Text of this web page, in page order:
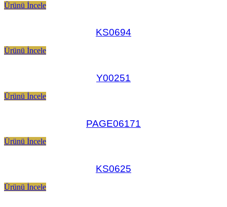
Ürünü İncele
KS0694
Ürünü İncele
Y00251
Ürünü İncele
PAGE06171
Ürünü İncele
KS0625
Ürünü İncele